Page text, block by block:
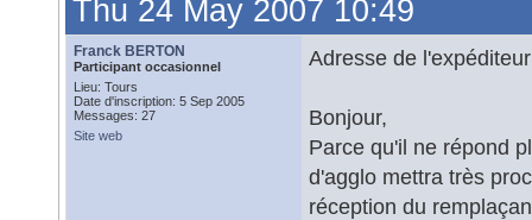
Thu 24 May 2007 10:49
Franck BERTON
Participant occasionnel
Lieu: Tours
Date d'inscription: 5 Sep 2005
Messages: 27
Site web
Adresse de
Bonjour,
Parce qu'il ne répond
d'agglo mettra très
réception du